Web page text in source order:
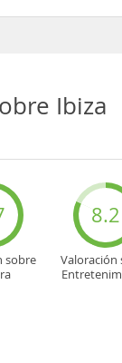
Ibiza
sobre
8.2
Valoración